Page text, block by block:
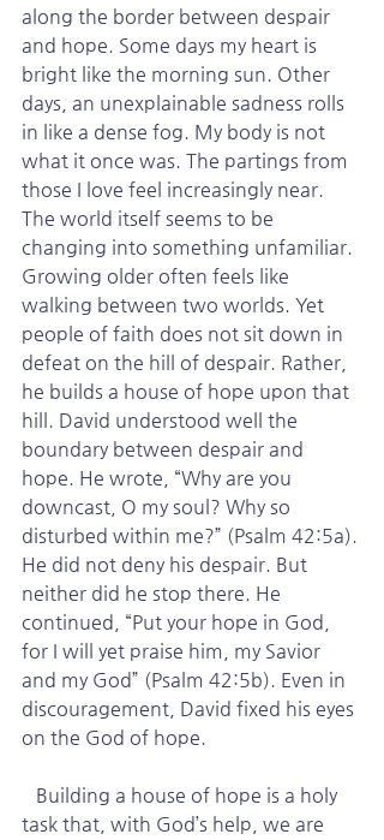
along the border between despair
and hope. Some days my heart is
bright like the morning sun. Other
days, an unexplainable sadness rolls
in like a dense fog. My body is not
what it once was. The partings from
those I love feel increasingly near.
The world itself seems to be
changing into something unfamiliar.
Growing older often feels like
walking between two worlds. Yet
people of faith does not sit down in
defeat on the hill of despair. Rather,
he builds a house of hope upon that
hill. David understood well the
boundary between despair and
hope. He wrote, “Why are you
downcast, O my soul? Why so
disturbed within me?” (Psalm 42:5a).
He did not deny his despair. But
neither did he stop there. He
continued, “Put your hope in God,
for I will yet praise him, my Savior
and my God” (Psalm 42:5b). Even in
discouragement, David fixed his eyes
on the God of hope.
task that, with God’s help, we are